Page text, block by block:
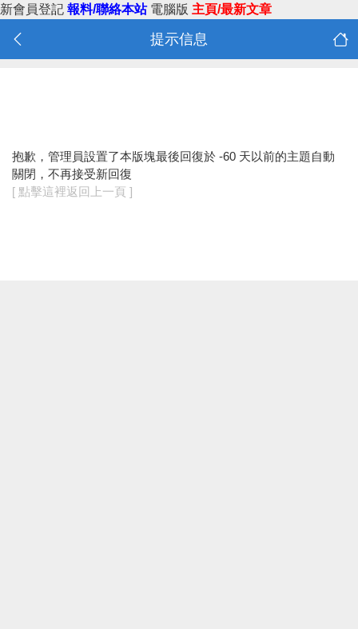
新會員登記 報料/聯絡本站 電腦版 主頁/最新文章
提示信息
抱歉，管理員設置了本版塊最後回復於 -60 天以前的主題自動
關閉，不再接受新回復
[ 點擊這裡返回上一頁 ]